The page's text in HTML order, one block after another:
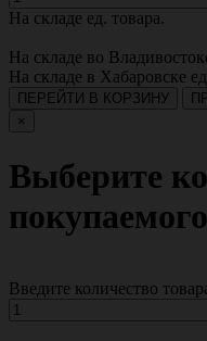
На складе ед. товара.
На складе во
На складе в Хабаровске
ПЕРЕЙТИ В КОРЗИНУ
×
Выберите
Введите количество